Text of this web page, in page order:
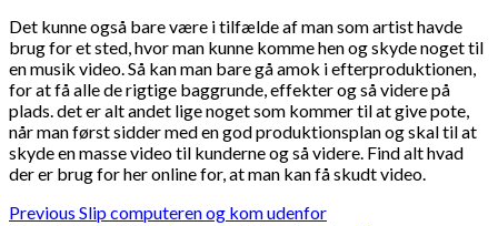
Det kunne også bare være i tilfælde af man som artist havde
brug for et sted, hvor man kunne komme hen og skyde noget til
en musik video. Så kan man bare gå amok i efterproduktionen,
for at få alle de rigtige baggrunde, effekter og så videre på
plads. det er alt andet lige noget som kommer til at give pote,
når man først sidder med en god produktionsplan og skal til at
skyde en masse video til kunderne og så videre. Find alt hvad
der er brug for her online for, at man kan få skudt video.
Previous Slip computeren og kom udenfor